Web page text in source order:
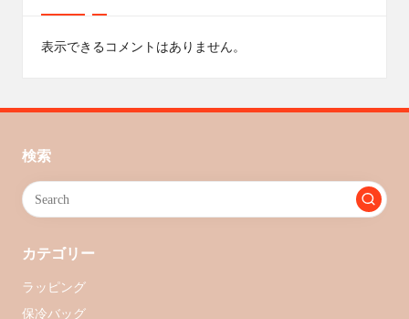
表示できるコメントはありません。
検索
カテゴリー
ラッピング
保冷バッグ